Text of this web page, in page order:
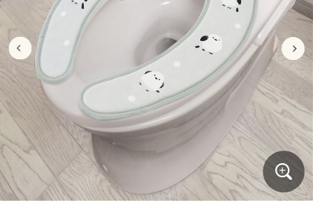
寝具・ベッド
カーテン・ラグ・ファブリック
美容・健康・サプリメント
制服・スクールすべて
制服・学生服
ジュニア・ティーンズ下着
大きいサイズ
大きいサイズ通販すべて
大きいサイズ レディース服
大きいサイズ レディース下着
大きいサイズ メンズ
バーゲン
バーゲンセール
シークレットセール
詳細検索
商品カテゴリ一覧
カタログ
カーテン・ラグ・ファブリック
制服・学生服
ジュニア・ティーンズ下着
大きいサイズ通販すべて
大きいサイズ レディース服
大きいサイズ レディース下着
大きいサイズ メンズ
大きいサイズ 事務・制服
バーゲン
バーゲンセール
シークレットセール
詳細検索
商品カテゴリ一覧
カタログ
カタログ・チラシからのご注文